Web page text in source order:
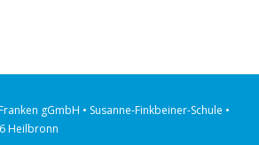
gGmbH • Susanne-Finkbeiner-Schule •
Heilbronn